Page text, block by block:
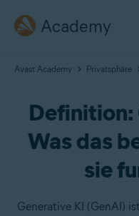
Academy
Avast Academy Privatsphäre
Definition:
Was das
sie
Generative KI (GenAI)